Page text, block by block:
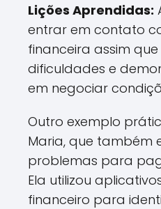
Lições Aprendidas:
entrar em contato
financeira assim
dificuldades e
em negociar
Outro exemplo
Maria, que também
problemas para
Ela utilizou
financeiro para